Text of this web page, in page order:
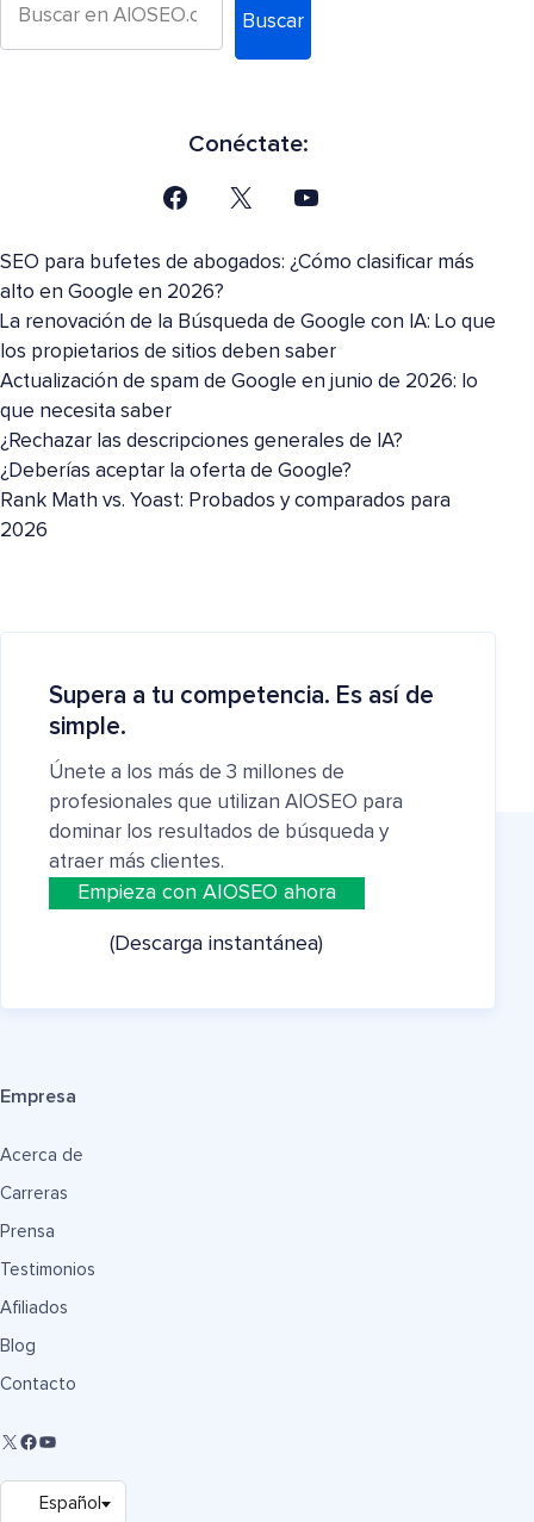
Buscar
Conéctate:
SEO para bufetes de abogados: ¿Cómo clasificar más
alto en Google en 2026?
La renovación de la Búsqueda de Google con IA: Lo que
los propietarios de sitios deben saber
Actualización de spam de Google en junio de 2026: lo
que necesita saber
¿Rechazar las descripciones generales de IA?
¿Deberías aceptar la oferta de Google?
Rank Math vs. Yoast: Probados y comparados para
2026
Supera a tu competencia. Es así de
simple.
Únete a los más de 3 millones de
profesionales que utilizan AIOSEO para
dominar los resultados de búsqueda y
atraer más clientes.
Empieza con AIOSEO ahora
(Descarga instantánea)
Empresa
Acerca de
Carreras
Prensa
Testimonios
Afiliados
Blog
Contacto